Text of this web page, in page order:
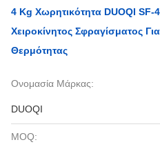
4 Kg Χωρητικότητα DUOQI SF-
Χειροκίνητος Σφραγίσματος
Θερμότητας
Ονομασία Μάρκας:
DUOQI
MOQ: